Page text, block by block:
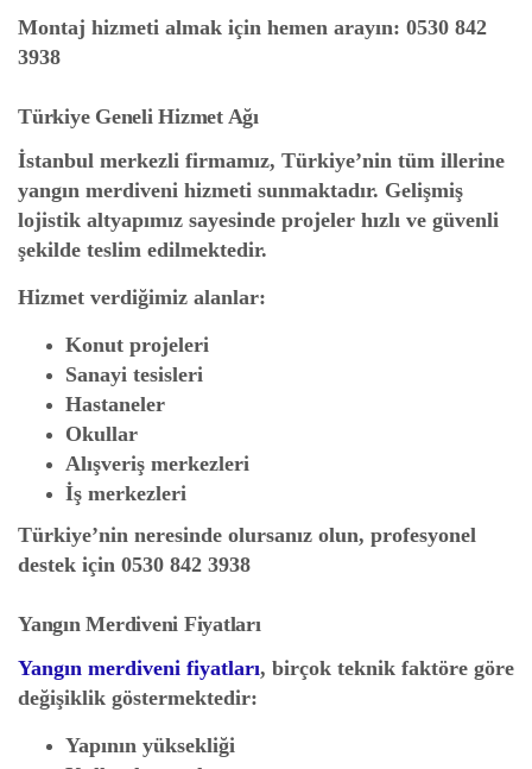
Montaj hizmeti almak için hemen arayın: 0530 842
3938
Türkiye Geneli Hizmet Ağı
İstanbul merkezli firmamız, Türkiye’nin tüm illerine
yangın merdiveni hizmeti sunmaktadır. Gelişmiş
lojistik altyapımız sayesinde projeler hızlı ve güvenli
şekilde teslim edilmektedir.
Hizmet verdiğimiz alanlar:
Konut projeleri
Sanayi tesisleri
Hastaneler
Okullar
Alışveriş merkezleri
İş merkezleri
Türkiye’nin neresinde olursanız olun, profesyonel
destek için 0530 842 3938
Yangın Merdiveni Fiyatları
Yangın merdiveni fiyatları, birçok teknik faktöre göre
değişiklik göstermektedir:
Yapının yüksekliği